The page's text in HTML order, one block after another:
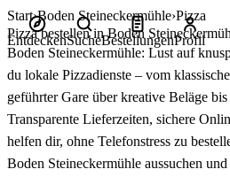
Start Boden Steineckermühle Pizza
Pizza bestellen in Boden
Boden Steineckermühle: Lust auf
du lokale Pizzadienste – vom
geführter Gare über kreative Beläge
Transparente Lieferzeiten, sichere
helfen dir, ohne Telefonstress zu
Boden Steineckermühle aussuchen
EntdeckenSucheBestellungenProfil